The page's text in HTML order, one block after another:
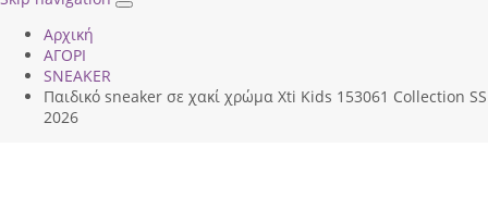
Toggle
Αρχική
ΑΓΟΡΙ
SNEAKER
Παιδικό sneaker σε χακί χρώμα Xti Kids 153061 Collection SS
2026